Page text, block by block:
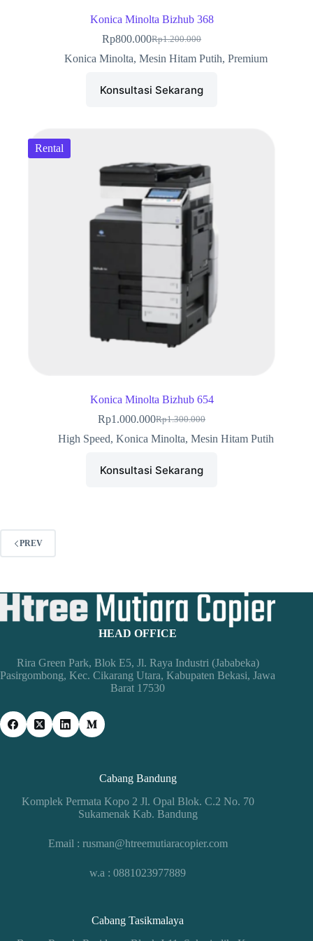
Konica Minolta Bizhub 368
Rp1.200.000
Harga
aslinya
Rp800.000Harga
saat
Rp800.000.
Konica Minolta, Mesin Hitam Putih, Premium
Konsultasi Sekarang
Rental
Konica Minolta Bizhub 654
Rp1.300.000
Harga
aslinya
Rp1.000.000Harga
saat
Rp1.000.000.
High Speed, Konica Minolta, Mesin Hitam Putih
Konsultasi Sekarang
PREV
HEAD OFFICE
Rira Green Park, Blok E5, Jl. Raya Industri (Jababeka)
Pasirgombong, Kec. Cikarang Utara, Kabupaten Bekasi, Jawa
Barat 17530
Cabang Bandung
Komplek Permata Kopo 2 Jl. Opal Blok. C.2 No. 70
Sukamenak Kab. Bandung
Email : rusman@htreemutiaracopier.com
w.a : 0881023977889
Cabang Tasikmalaya